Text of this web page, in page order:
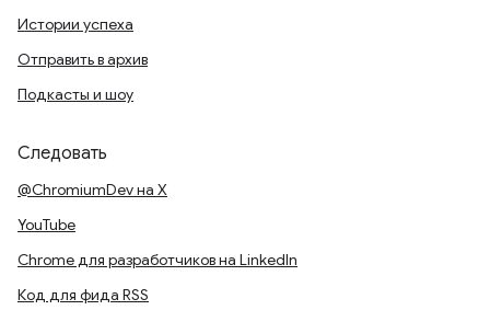
Истории успеха
Отправить в архив
Подкасты и шоу
Следовать
@ChromiumDev на X
YouTube
Chrome для разработчиков на LinkedIn
Код для фида RSS